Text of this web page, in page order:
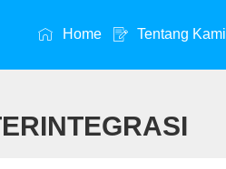
Home Tentang Kami